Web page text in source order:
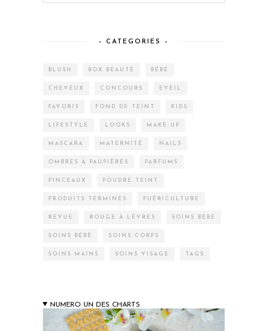
– CATEGORIES –
BLUSH BOX BEAUTÉ BÉBÉ
CHEVEUX CONCOURS EVEIL
FAVORIS FOND DE TEINT KIDS
LIFESTYLE LOOKS MAKE-UP
MASCARA MATERNITÉ NAILS
OMBRES À PAUPIÈRES PARFUMS
PINCEAUX POUDRE TEINT
PRODUITS TERMINÉS PUÉRICULTURE
REVUE ROUGE À LÈVRES SOINS BÉBÉ
SOINS BÉBÉ SOINS CORPS
SOINS MAINS SOINS VISAGE TAGS
NUMERO UN DES CHARTS